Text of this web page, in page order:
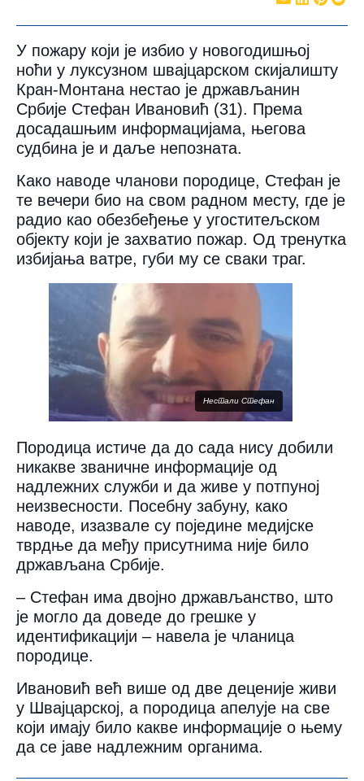
У пожару који је избио у новогодишњој
ноћи у луксузном швајцарском скијалишту
Кран-Монтана нестао је држављанин
Србије Стефан Ивановић (31). Према
досадашњим информацијама, његова
судбина је и даље непозната.
Како наводе чланови породице, Стефан је
те вечери био на свом радном месту, где је
радио као обезбеђење у угоститељском
објекту који је захватио пожар. Од тренутка
избијања ватре, губи му се сваки траг.
Нестали Стефан
Породица истиче да до сада нису добили
никакве званичне информације од
надлежних служби и да живе у потпуној
неизвесности. Посебну забуну, како
наводе, изазвале су поједине медијске
тврдње да међу присутнима није било
држављана Србије.
– Стефан има двојно држављанство, што
је могло да доведе до грешке у
идентификацији – навела је чланица
породице.
Ивановић већ више од две деценије живи
у Швајцарској, а породица апелује на све
који имају било какве информације о њему
да се јаве надлежним органима.